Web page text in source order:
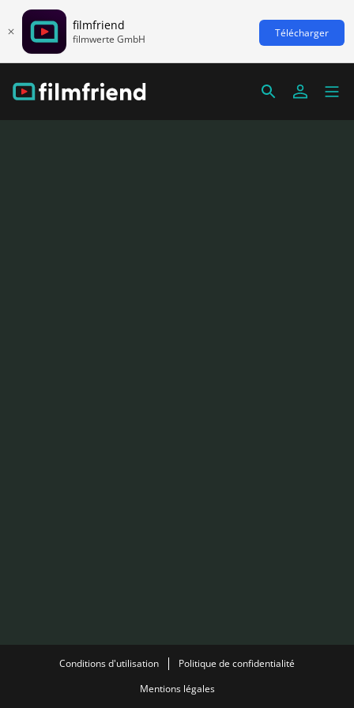
filmfriend
filmwerte GmbH Télécharger
Conditions d'utilisation
Politique de confidentialité
Mentions légales